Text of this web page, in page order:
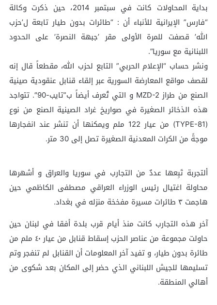
بداية المحاولات كانت في سبتمبر 2014، حين ذكرت وكالة
“فارس” الإيرانية للأنباء أن : “طائرات بدون طيار تابعة ل’حزب
الله’ قصفت للمرة الأولى مقر ’جبهة النصرة’ على الحدود
اللبنانية مع سوريا”.
ونشر حساب “الإعلام الحربي” التابع لحزب الله، مقطعاً قال إنه
لقصف مواقع المعارضة السورية عبر إلقاء قنابل عنقودية صينية
الصنع من طراز MZD-2 و التي تُعرف أيضاً ب”تايب-90″. تتواجد
هذه الذخائر الصغيرة في صواريخ غراد الصينية الصنع من نوع
(TYPE-81) من عيار 122 ملم ويمكنها أن تنشر عند انفجارها
موجةً من الكرات المعدنية الصغيرة تصل إلى 30 متر.
ألتجربة تَبِعها عددٌ من التجارب في سوريا والعراق و أشهرها
محاولة اغتيال رئيس الوزراء العراقي مصطفى الكاظمي حين
هاجمت ٣ طائرات مسيرة مفخخة منزله في بغداد.
آخر هذه التجارب كانت منذ أيام قرب بلدة أفقا في لبنان حين
حاولت مجموعة من عناصر الحزب إسقاط قنابل من عيار ٤٠ ملم من
طائرة بدون طيار، و تفيد آخر المعلومات أن القنابل لم تنفجر وتم
تسليمها للجيش اللبناني الذي حضر إلى المكان بعد شكوى من
أهالي المنطقة.